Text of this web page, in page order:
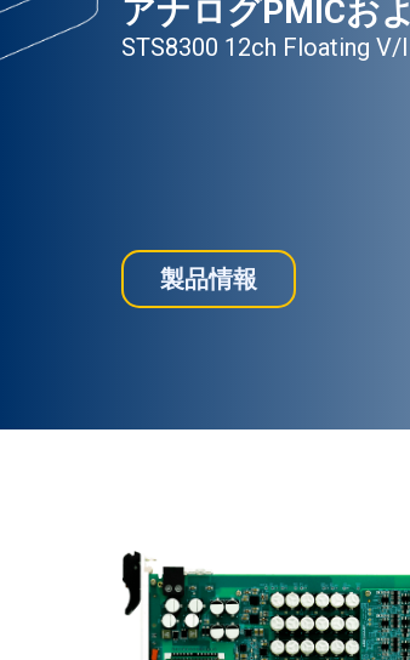
アナログPMICお
STS8300 12ch Floating V/I
製品情報